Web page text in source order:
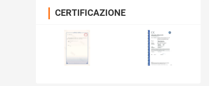
CERTIFICAZIONE